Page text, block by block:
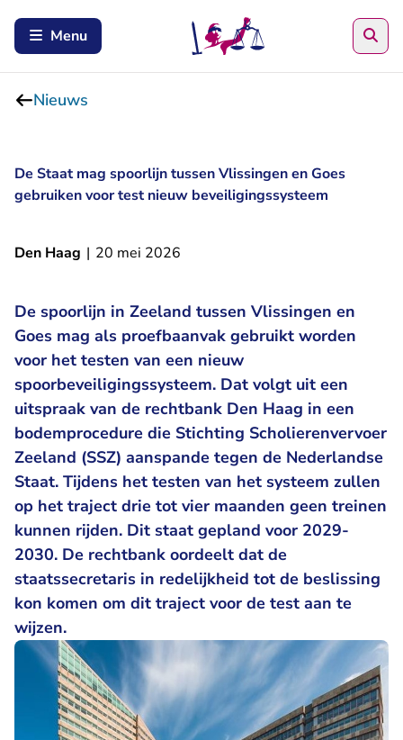
Menu
Nieuws
De Staat mag spoorlijn tussen Vlissingen en Goes
gebruiken voor test nieuw beveiligingssysteem
Den Haag | 20 mei 2026
De spoorlijn in Zeeland tussen Vlissingen en
Goes mag als proefbaanvak gebruikt worden
voor het testen van een nieuw
spoorbeveiligingssysteem. Dat volgt uit een
uitspraak van de rechtbank Den Haag in een
bodemprocedure die Stichting Scholierenvervoer
Zeeland (SSZ) aanspande tegen de Nederlandse
Staat. Tijdens het testen van het systeem zullen
op het traject drie tot vier maanden geen treinen
kunnen rijden. Dit staat gepland voor 2029-
2030. De rechtbank oordeelt dat de
staatssecretaris in redelijkheid tot de beslissing
kon komen om dit traject voor de test aan te
wijzen.